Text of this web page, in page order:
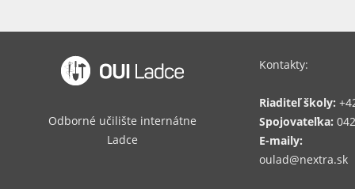
Odborné učilište internátne
Ladce
Kontakty:
Riaditeľ školy:
Spojovateľka:
E-maily:
oulad@nextra.sk​